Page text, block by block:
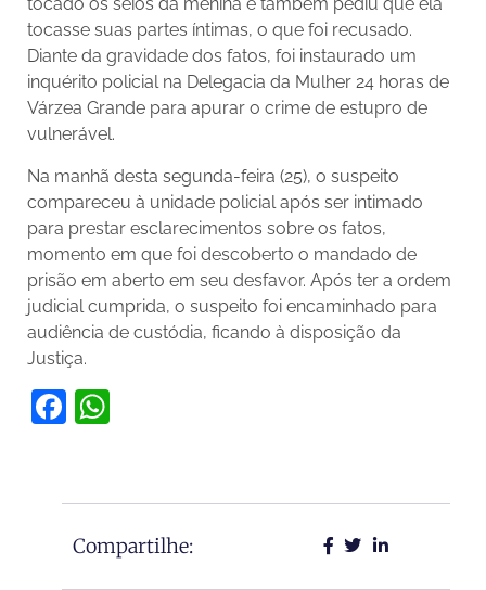
tocasse suas partes íntimas, o que foi recusado.
Diante da gravidade dos fatos, foi instaurado um
inquérito policial na Delegacia da Mulher 24 horas de
Várzea Grande para apurar o crime de estupro de
vulnerável.
Na manhã desta segunda-feira (25), o suspeito
compareceu à unidade policial após ser intimado
para prestar esclarecimentos sobre os fatos,
momento em que foi descoberto o mandado de
prisão em aberto em seu desfavor. Após ter a ordem
judicial cumprida, o suspeito foi encaminhado para
audiência de custódia, ficando à disposição da
Justiça.
Facebook
Compartilhe: